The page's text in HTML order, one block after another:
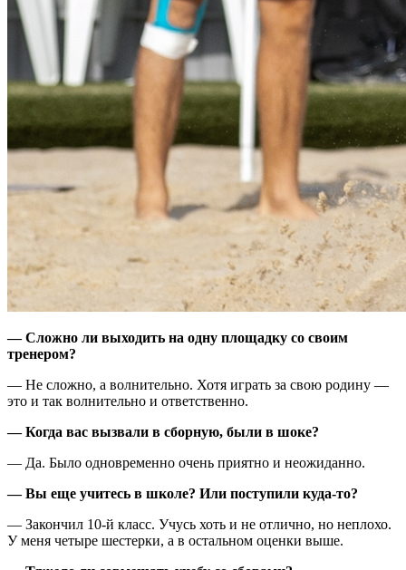
— Сложно ли выходить на одну площадку со своим
тренером?
— Не сложно, а волнительно. Хотя играть за свою родину —
это и так волнительно и ответственно.
— Когда вас вызвали в сборную, были в шоке?
— Да. Было одновременно очень приятно и неожиданно.
—Вы еще учитесь в школе? Или поступили куда-то?
— Закончил 10-й класс. Учусь хоть и не отлично, но неплохо.
У меня четыре шестерки, а в остальном оценки выше.